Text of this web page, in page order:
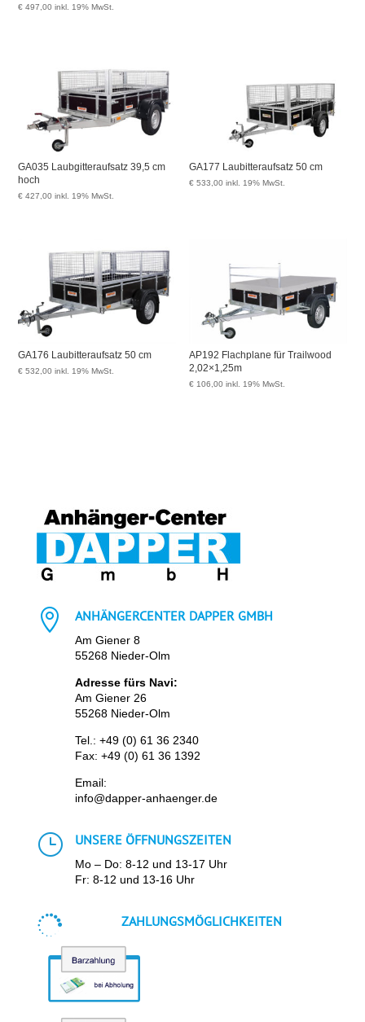
€ 497,00 inkl. 19% MwSt.
GA035 Laubgitteraufsatz 39,5 cm
hoch
€ 427,00 inkl. 19% MwSt.
GA177 Laubitteraufsatz 50 cm
€ 533,00 inkl. 19% MwSt.
GA176 Laubitteraufsatz 50 cm
€ 532,00 inkl. 19% MwSt.
AP192 Flachplane für Trailwood
2,02×1,25m
€ 106,00 inkl. 19% MwSt.
 ANHÄNGERCENTER DAPPER GMBH
Am Giener 8
55268 Nieder-Olm
Adresse fürs Navi:
Am Giener 26
55268 Nieder-Olm
Tel.: +49 (0) 61 36 2340
Fax: +49 (0) 61 36 1392
Email:
info@dapper-anhaenger.de
} UNSERE ÖFFNUNGSZEITEN
Mo – Do: 8-12 und 13-17 Uhr
Fr: 8-12 und 13-16 Uhr
 ZAHLUNGSMÖGLICHKEITEN